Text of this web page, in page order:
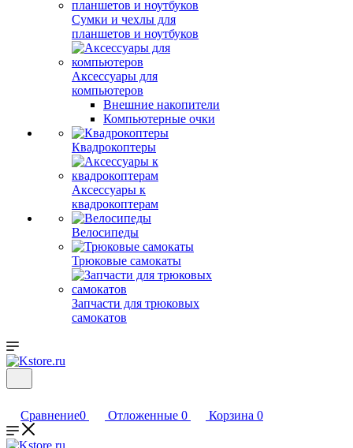
Сумки и чехлы для
планшетов и ноутбуков
Аксессуары для
компьютеров
Внешние накопители
Компьютерные очки
Квадрокоптеры
Аксессуары к
квадрокоптерам
Велосипеды
Трюковые самокаты
Запчасти для трюковых
самокатов
Сравнение0 Отложенные 0 Корзина 0